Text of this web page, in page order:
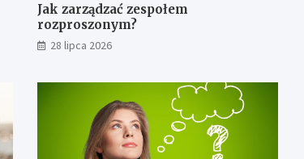
Jak zarządzać zespołem
rozproszonym?
28 lipca 2026